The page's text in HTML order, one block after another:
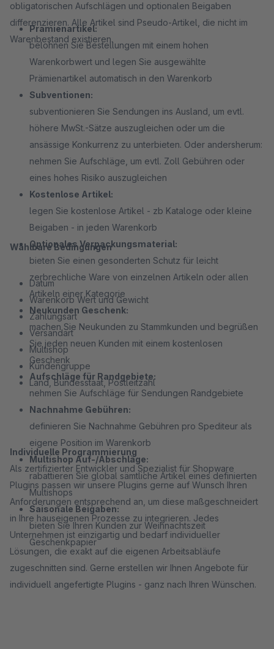
obligatorischen Aufschlägen und optionalen Beigaben
differenzieren. Alle Artikel sind Pseudo-Artikel, die nicht im
Warenbestand existieren.
Prämienartikel:
belohnen Sie Bestellungen mit einem hohen
Warenkorbwert und legen Sie ausgewählte
Prämienartikel automatisch in den Warenkorb
Subventionen:
subventionieren Sie Sendungen ins Ausland, um evtl.
höhere MwSt.-Sätze auszugleichen oder um die
ansässige Konkurrenz zu unterbieten. Oder andersherum:
nehmen Sie Aufschläge, um evtl. Zoll Gebühren oder
eines hohes Risiko auszugleichen
Kostenlose Artikel:
legen Sie kostenlose Artikel - zb Kataloge oder kleine
Beigaben - in jeden Warenkorb
Optionales Verpackungsmaterial:
bieten Sie einen gesonderten Schutz für leicht
zerbrechliche Ware von einzelnen Artikeln oder allen
Artikeln einer Kategorie
Neukunden Geschenk:
machen Sie Neukunden zu Stammkunden und begrüßen
Sie jeden neuen Kunden mit einem kostenlosen
Geschenk
Aufschläge für Randgebiete:
nehmen Sie Aufschläge für Sendungen Randgebiete
Nachnahme Gebühren:
definieren Sie Nachnahme Gebühren pro Spediteur als
eigene Position im Warenkorb
Multishop Auf-/Abschläge:
rabattieren Sie global sämtliche Artikel eines definierten
Multishops
Saisonale Beigaben:
bieten Sie Ihren Kunden zur Weihnachtszeit
Geschenkpapier
Wählbare Bedingungen
Datum
Warenkorb Wert und Gewicht
Zahlungsart
Versandart
Multishop
Kundengruppe
Land, Bundesstaat, Postleitzahl
Individuelle Programmierung
Als zertifizierter Entwickler und Spezialist für Shopware
Plugins passen wir unsere Plugins gerne auf Wunsch Ihren
Anforderungen entsprechend an, um diese maßgeschneidert
in Ihre hauseigenen Prozesse zu integrieren. Jedes
Unternehmen ist einzigartig und bedarf individueller
Lösungen, die exakt auf die eigenen Arbeitsabläufe
zugeschnitten sind. Gerne erstellen wir Ihnen Angebote für
individuell angefertigte Plugins - ganz nach Ihren Wünschen.